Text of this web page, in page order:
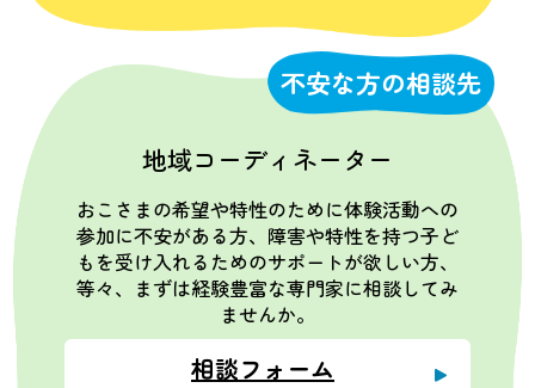
不安な方の相談先
地域コーディネーター
おこさまの希望や特性のために体験活動への
参加に不安がある方、障害や特性を持つ子ど
もを受け入れるためのサポートが欲しい方、
等々、まずは経験豊富な専門家に相談してみ
ませんか。
相談フォーム